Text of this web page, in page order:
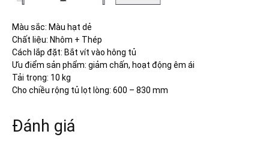
Màu sắc: Màu hạt dẻ
Chất liệu: Nhôm + Thép
Cách lắp đặt: Bắt vít vào hông tủ
Ưu điểm sản phẩm: giảm chấn, hoạt động êm ái
Tải trọng: 10 kg
Cho chiều rộng tủ lọt lòng: 600 – 830 mm
Đánh giá